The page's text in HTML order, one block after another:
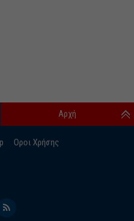
Οροι Χρήσης
Αρχή